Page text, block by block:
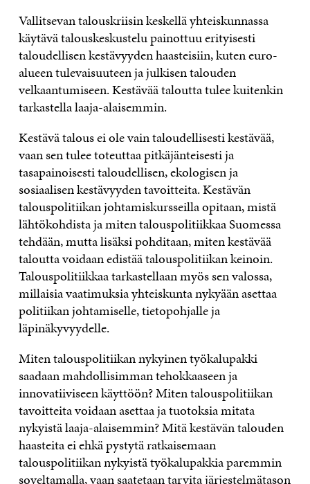
Vallitsevan talouskriisin keskellä yhteiskunnassa
käytävä talouskeskustelu painottuu erityisesti
taloudellisen kestävyyden haasteisiin, kuten euro-
alueen tulevaisuuteen ja julkisen talouden
velkaantumiseen. Kestävää taloutta tulee kuitenkin
tarkastella laaja-alaisemmin.
Kestävä talous ei ole vain taloudellisesti kestävää,
vaan sen tulee toteuttaa pitkäjänteisesti ja
tasapainoisesti taloudellisen, ekologisen ja
sosiaalisen kestävyyden tavoitteita. Kestävän
talouspolitiikan johtamiskursseilla opitaan, mistä
lähtökohdista ja miten talouspolitiikkaa Suomessa
tehdään, mutta lisäksi pohditaan, miten kestävää
taloutta voidaan edistää talouspolitiikan keinoin.
Talouspolitiikkaa tarkastellaan myös sen valossa,
millaisia vaatimuksia yhteiskunta nykyään asettaa
politiikan johtamiselle, tietopohjalle ja
läpinäkyvyydelle.
Miten talouspolitiikan nykyinen työkalupakki
saadaan mahdollisimman tehokkaaseen ja
innovatiiviseen käyttöön? Miten talouspolitiikan
tavoitteita voidaan asettaa ja tuotoksia mitata
nykyistä laaja-alaisemmin? Mitä kestävän talouden
haasteita ei ehkä pystytä ratkaisemaan
talouspolitiikan nykyistä työkalupakkia paremmin
soveltamalla, vaan saatetaan tarvita järjestelmätason